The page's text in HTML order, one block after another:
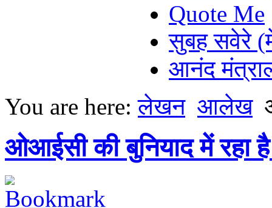
Quote Me
सुबह सवेरे
आनंद
You are here:लेखन आलेख
ओआईसी की बुनियाद में रहा